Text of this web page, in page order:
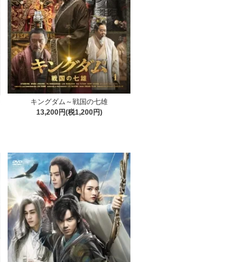
キングダム～戦国の七雄
13,200円(税1,200円)